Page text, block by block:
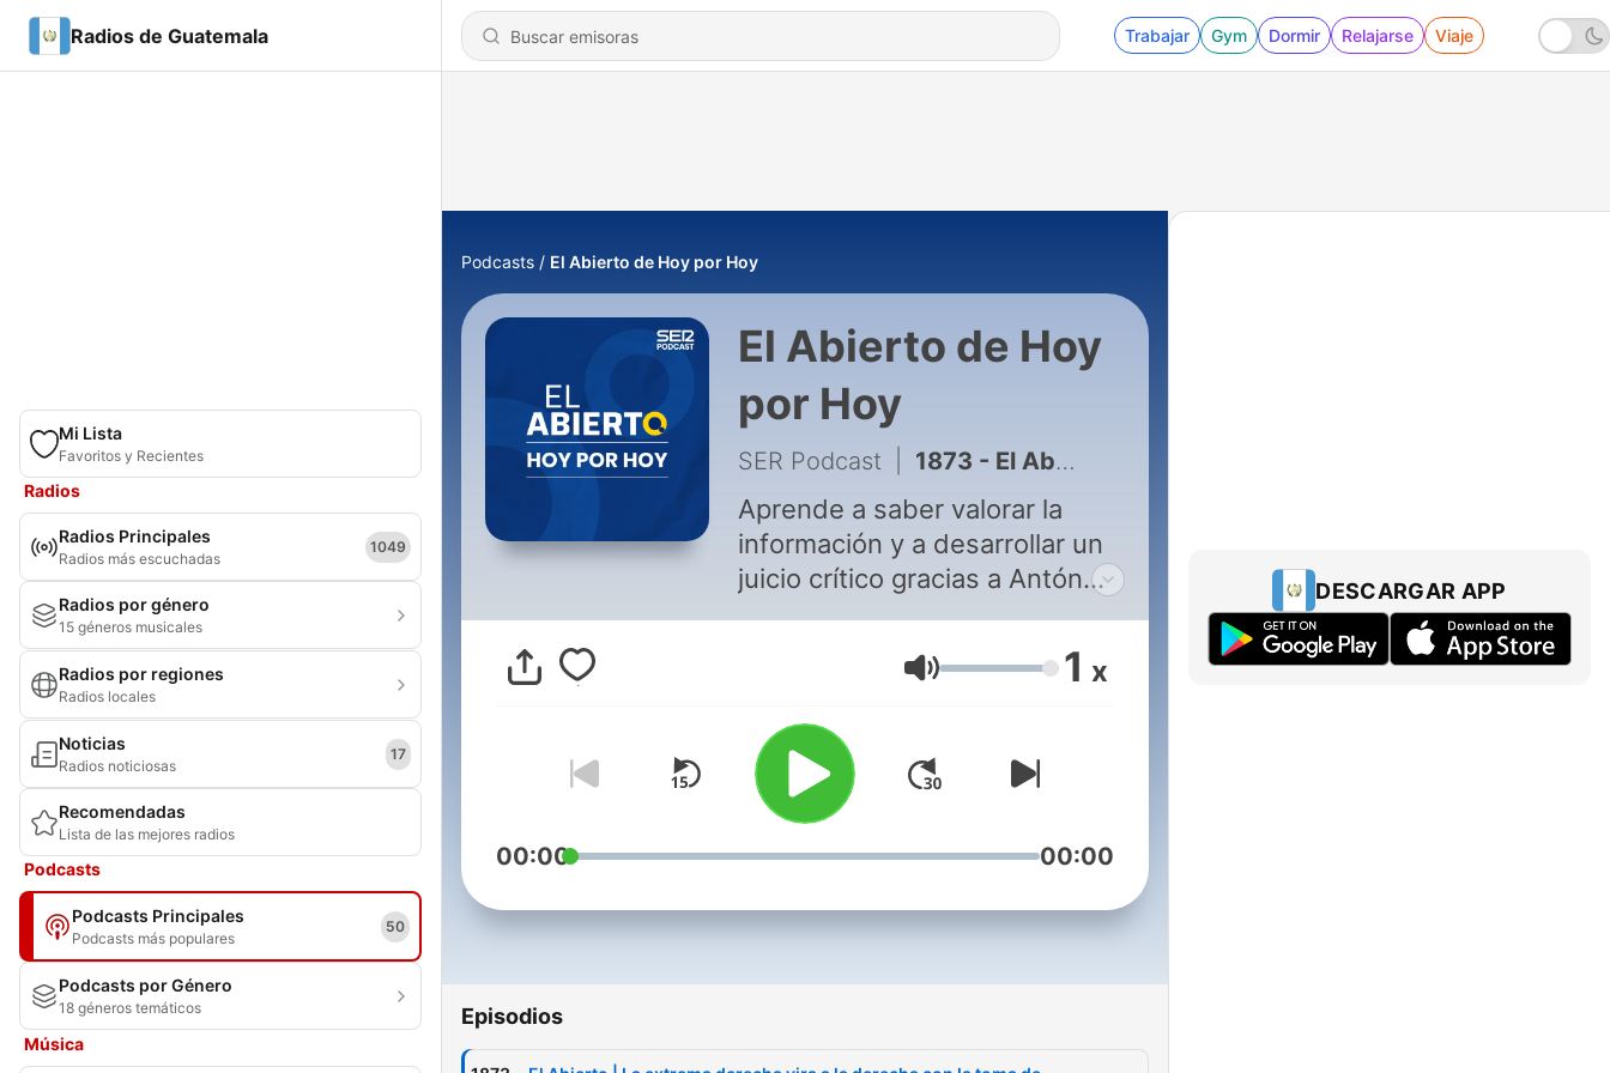
Radios de Guatemala Trabajar Gym Dormir Relajarse Viaje
Mi Lista
Favoritos y Recientes
Radios
Radios Principales
Radios más escuchadas
1049
Radios por género
15 géneros musicales
Radios por regiones
Radios locales
Noticias
Radios noticiosas
17
Recomendadas
Lista de las mejores radios
Podcasts
Podcasts Principales
Podcasts más populares
50
Podcasts por Género
18 géneros temáticos
Música
Podcasts El Abierto de Hoy por Hoy
El Abierto de Hoy
por Hoy
SER Podcast 1873 - El Abierto | La extrema derecha vira a la derecha con la toma de posesión de De la Espriella en Colombia
Aprende a saber valorar la
información y a desarrollar un
juicio crítico gracias a Antón
Losada, Mariola Urrea,
Eduardo Madina o José María
Lasalle, entre otros. La
reflexión y la crítica a cargo de
los mejores analistas. En
directo en Hoy por Hoy de
lunes a viernes a las 8:30 y a
cualquier hora si te suscribes.
Volumen 1 x
00:00 00:00
Episodios
DESCARGAR APP